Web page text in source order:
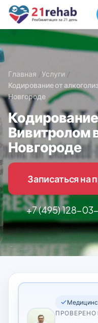
Главная
Услуги
Кодирование от
Новгороде
Вивитролом
Новгороде
Записаться на
+7 (495) 128-
ПРОВЕРЕНО